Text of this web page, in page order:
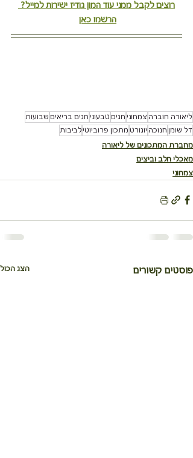
רוצים לקבל ממני עוד המון גודיז ישירות למייל?
הרשמו כאן
ליאורה חוברה צמחוני חגים טבעוני חגים בריאים שבועות
דל שומן חנוכה יוגורט מתכון פרוביוטילביבות
מחברת המתכונים של ליאורה
מאכלי חלב וביצים
צמחוני
פוסטים קשורים הצג הכול